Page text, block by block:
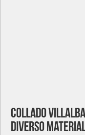
Collado
diverso